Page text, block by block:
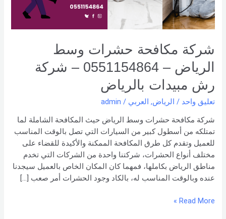
شركة مكافحة حشرات وسط
الرياض – 0551154864 – شركة
رش مبيدات بالرياض
تعليق واحد / الرياض, العربي /
admin
شركة مكافحة حشرات وسط الرياض حيث المكافحة الشاملة لما
تمتلكه من أسطول كبير من السيارات التي تصل بالوقت المناسب
للعميل وتقدم كل طرق المكافحة الممكنة والأكيدة للقضاء على
مختلف أنواع الحشرات، شركتنا واحدة من الشركات التي تخدم
مناطق الرياض بكاملها، فمهما كان المكان الخاص بالعميل سيجدنا
عنده وبالوقت المناسب له، بالكاد وجود الحشرات أمر صعب […]
شركة
رش
بالرياض
Read More »